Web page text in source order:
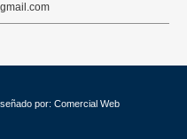
por: Comercial Web